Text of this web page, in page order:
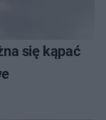
się kąpać